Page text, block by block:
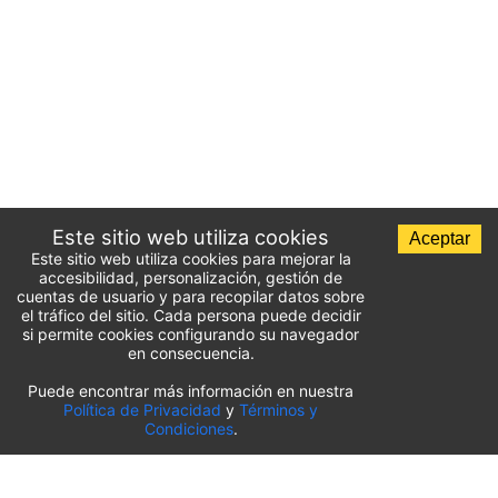
Lista de aparcamientos del aeropuerto
Este sitio web utiliza cookies
Este sitio web utiliza cookies para mejorar la
accesibilidad, personalización, gestión de
cuentas de usuario y para recopilar datos sobre
el tráfico del sitio. Cada persona puede decidir
si permite cookies configurando su navegador
en consecuencia.
Puede encontrar más información en nuestra
Política de Privacidad y Términos y
Condiciones.
Aceptar